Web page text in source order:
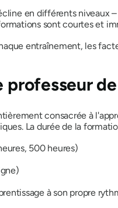
en différents niveaux –
sont courtes et
entraînement, les
professeur
consacrée à
La durée de la
500 heures)
à son propre